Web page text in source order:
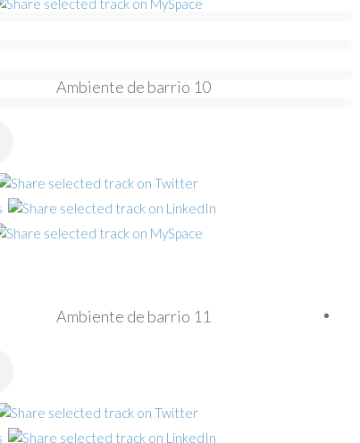
Ambiente de barrio 10
Ambiente de barrio 11